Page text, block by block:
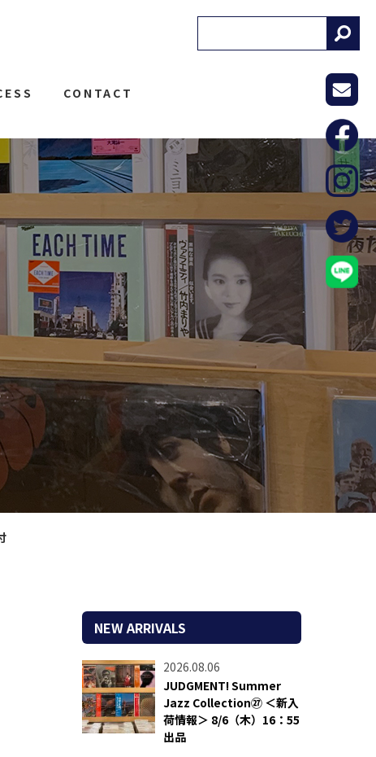
CONTACT
NEW ARRIVALS
2026.08.06
JUDGMENT! Summer
Jazz Collection㉗ ＜新入
荷情報＞ 8/6（木）16：55
出品